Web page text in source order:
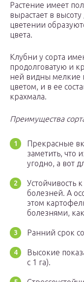
Растение имеет
вырастает в
цветении
цвета.
Клубни у сорта
продолговатую и
ней видны мелкие
цветом, и в ее
крахмала.
Преимущества
Прекрасные
заметить, что
угодно, а вот
Устойчивость
болезней. А
этом
болезнями,
Ранний срок
Высокие
с 1 га).